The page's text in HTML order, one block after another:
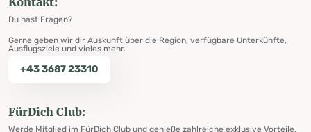
Du hast Fragen?
Gerne geben wir dir Auskunft über die Region, verfügbare Unterkünfte,
Ausflugsziele und vieles mehr.
+43 3687 23310
FürDich Club:
Werde Mitglied im FürDich Club und genieße zahlreiche exklusive Vorteile.